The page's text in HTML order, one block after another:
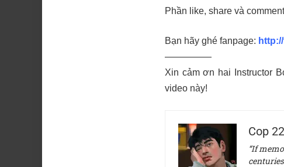
Phần like, share và
Bạn hãy ghé fanpage:
—————
Xin cảm ơn hai Instructor
video này!
Cop
“If